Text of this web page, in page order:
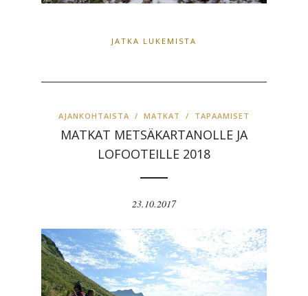
JATKA LUKEMISTA
AJANKOHTAISTA / MATKAT / TAPAAMISET
MATKAT METSÄKARTANOLLE JA
LOFOOTEILLE 2018
23.10.2017